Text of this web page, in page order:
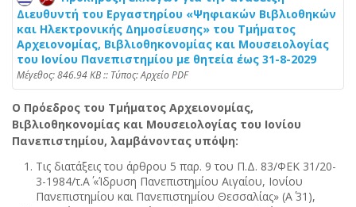
Διευθυντή του Εργαστηρίου «Ψηφιακών Βιβλιοθηκών
και Ηλεκτρονικής Δημοσίευσης» του Τμήματος
Αρχειονομίας, Βιβλιοθηκονομίας και Μουσειολογίας
του Ιονίου Πανεπιστημίου με θητεία έως 31-8-2029
Mέγεθος: 846.94 KB :: Τύπος: Αρχείο PDF
Ο Πρόεδρος του Τμήματος Αρχειονομίας,
Βιβλιοθηκονομίας και Μουσειολογίας του Ιονίου
Πανεπιστημίου, λαμβάνοντας υπόψη:
Τις διατάξεις του άρθρου 5 παρ. 9 του Π.Δ. 83/ΦΕΚ 31/20-
3-1984/τ.Α΄ «Ίδρυση Πανεπιστημίου Αιγαίου, Ιονίου
Πανεπιστημίου και Πανεπιστημίου Θεσσαλίας» (Α΄ 31),